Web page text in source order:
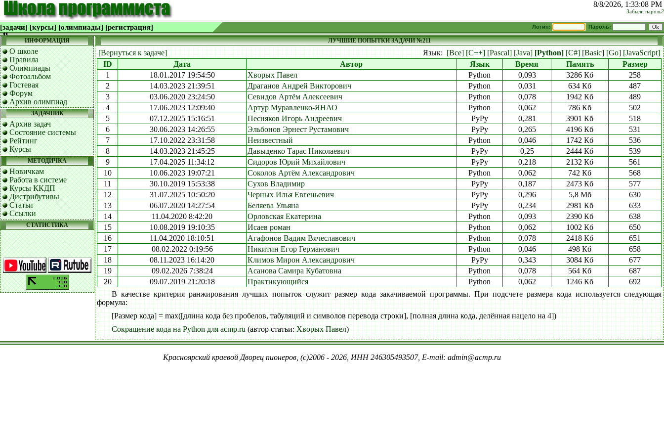
8/8/2026, 1:33:08 PM
Забыли пароль?
[задачи] [курсы] [олимпиады] [регистрация] Логин: Пароль:
ИНФОРМАЦИЯ
О школе
Правила
Олимпиады
Фотоальбом
Гостевая
Форум
Архив олимпиад
ЗАДАЧНИК
Архив задач
Состояние системы
Рейтинг
Курсы
МЕТОДИЧКА
Новичкам
Работа в системе
Курсы ККДП
Дистрибутивы
Статьи
Ссылки
СТАТИСТИКА
ЛУЧШИЕ ПОПЫТКИ ЗАДАЧИ №211
[Вернуться к задаче] Язык:[Все] [C++] [Pascal] [Java] [Python] [C#] [Basic] [Go] [JavaScript]
ID
Дата Автор Язык Время Память
Размер
1
18.01.2017 19:54:50 Хворых Павел Python 0,093 3286 Кб
258
2
14.03.2023 21:39:51 Драганов Андрей Викторович Python 0,031 634 Кб
487
3
03.06.2020 23:24:50 Севидов Артём Алексеевич Python 0,078 1942 Кб
489
4
17.06.2023 12:09:40 Артур Муравленко-ЯНАО Python 0,062 786 Кб
502
5
07.12.2025 15:16:51 Песняков Игорь Андреевич PyPy 0,281 3901 Кб
518
6
30.06.2023 14:26:55 Эльбонов Эрнест Рустамович PyPy 0,265 4196 Кб
531
7
17.10.2022 23:31:58 Неизвестный Python 0,046 1742 Кб
536
8
14.03.2023 21:45:25 Давыденко Тарас Николаевич PyPy 0,25 2444 Кб
539
9
17.04.2025 11:34:12 Сидоров Юрий Михайлович PyPy 0,218 2132 Кб
561
10
10.06.2023 19:07:21 Соколов Артём Александрович Python 0,062 742 Кб
568
11
30.10.2019 15:53:38 Сухов Владимир PyPy 0,187 2473 Кб
577
12
31.07.2025 10:50:20 Черных Илья Евгеньевич PyPy 0,296 5,8 Мб
630
13
06.07.2020 14:27:54 Беляева Ульяна PyPy 0,234 2981 Кб
633
14
11.04.2020 8:42:20 Орловская Екатерина Python 0,093 2390 Кб
638
15
10.08.2019 19:10:35 Исаев роман Python 0,062 1002 Кб
650
16
11.04.2020 18:10:51 Агафонов Вадим Вячеславович Python 0,078 2418 Кб
651
17
08.02.2022 0:19:56 Никитин Егор Германович Python 0,046 498 Кб
658
18
08.11.2023 16:14:20 Климов Мирон Александрович PyPy 0,343 3084 Кб
677
19
09.02.2026 7:38:24 Асанова Самира Кубатовна Python 0,078 564 Кб
687
20
09.07.2019 21:20:18 Практикующийся Python 0,062 1246 Кб
692
В качестве критерия ранжирования лучших попыток служит размер кода закачиваемой программы. При подсчете размера кода используется следующая
формула:
[Размер кода] = max([длина кода без пробелов, табуляций и символов перевода строки], [полная длина кода, делённая нацело на 4])
Сокращение кода на Python для acmp.ru(автор статьи:Хворых Павел)
Красноярский краевой Дворец пионеров, (c)2006 - 2026, ИНН 246305493507, E-mail: admin@acmp.ru